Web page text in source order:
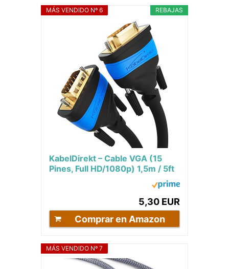
REBAJAS
MÁS VENDIDO Nº 6
KabelDirekt – Cable VGA (15
Pines, Full HD/1080p) 1,5m / 5ft
5,30 EUR
Comprar en Amazon
MÁS VENDIDO Nº 7